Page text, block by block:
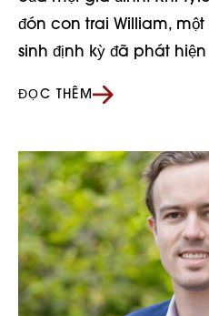
đón con trai William,
sinh định kỳ đã phát
ĐỌC THÊM